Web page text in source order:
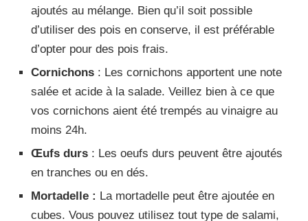
ajoutés au mélange. Bien qu’il soit possible
d’utiliser des pois en conserve, il est préférable
d’opter pour des pois frais.
Cornichons : Les cornichons apportent une note
salée et acide à la salade. Veillez bien à ce que
vos cornichons aient été trempés au vinaigre au
moins 24h.
Œufs durs : Les oeufs durs peuvent être ajoutés
en tranches ou en dés.
Mortadelle : La mortadelle peut être ajoutée en
cubes. Vous pouvez utilisez tout type de salami,